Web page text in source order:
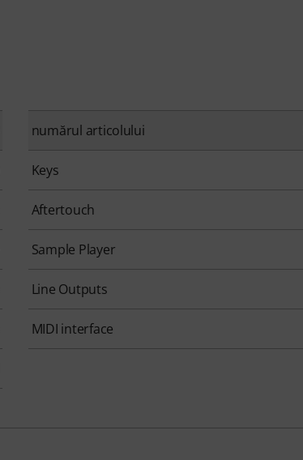
numărul articolului
Keys
Aftertouch
Sample Player
Line Outputs
MIDI interface